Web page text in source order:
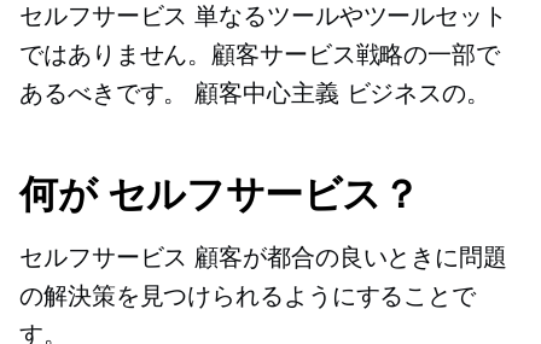
セルフサービス 単なるツールやツールセット
ではありません。顧客サービス戦略の一部で
あるべきです。 顧客中心主義 ビジネスの。
何が セルフサービス？
セルフサービス 顧客が都合の良いときに問題
の解決策を見つけられるようにすることで
す。